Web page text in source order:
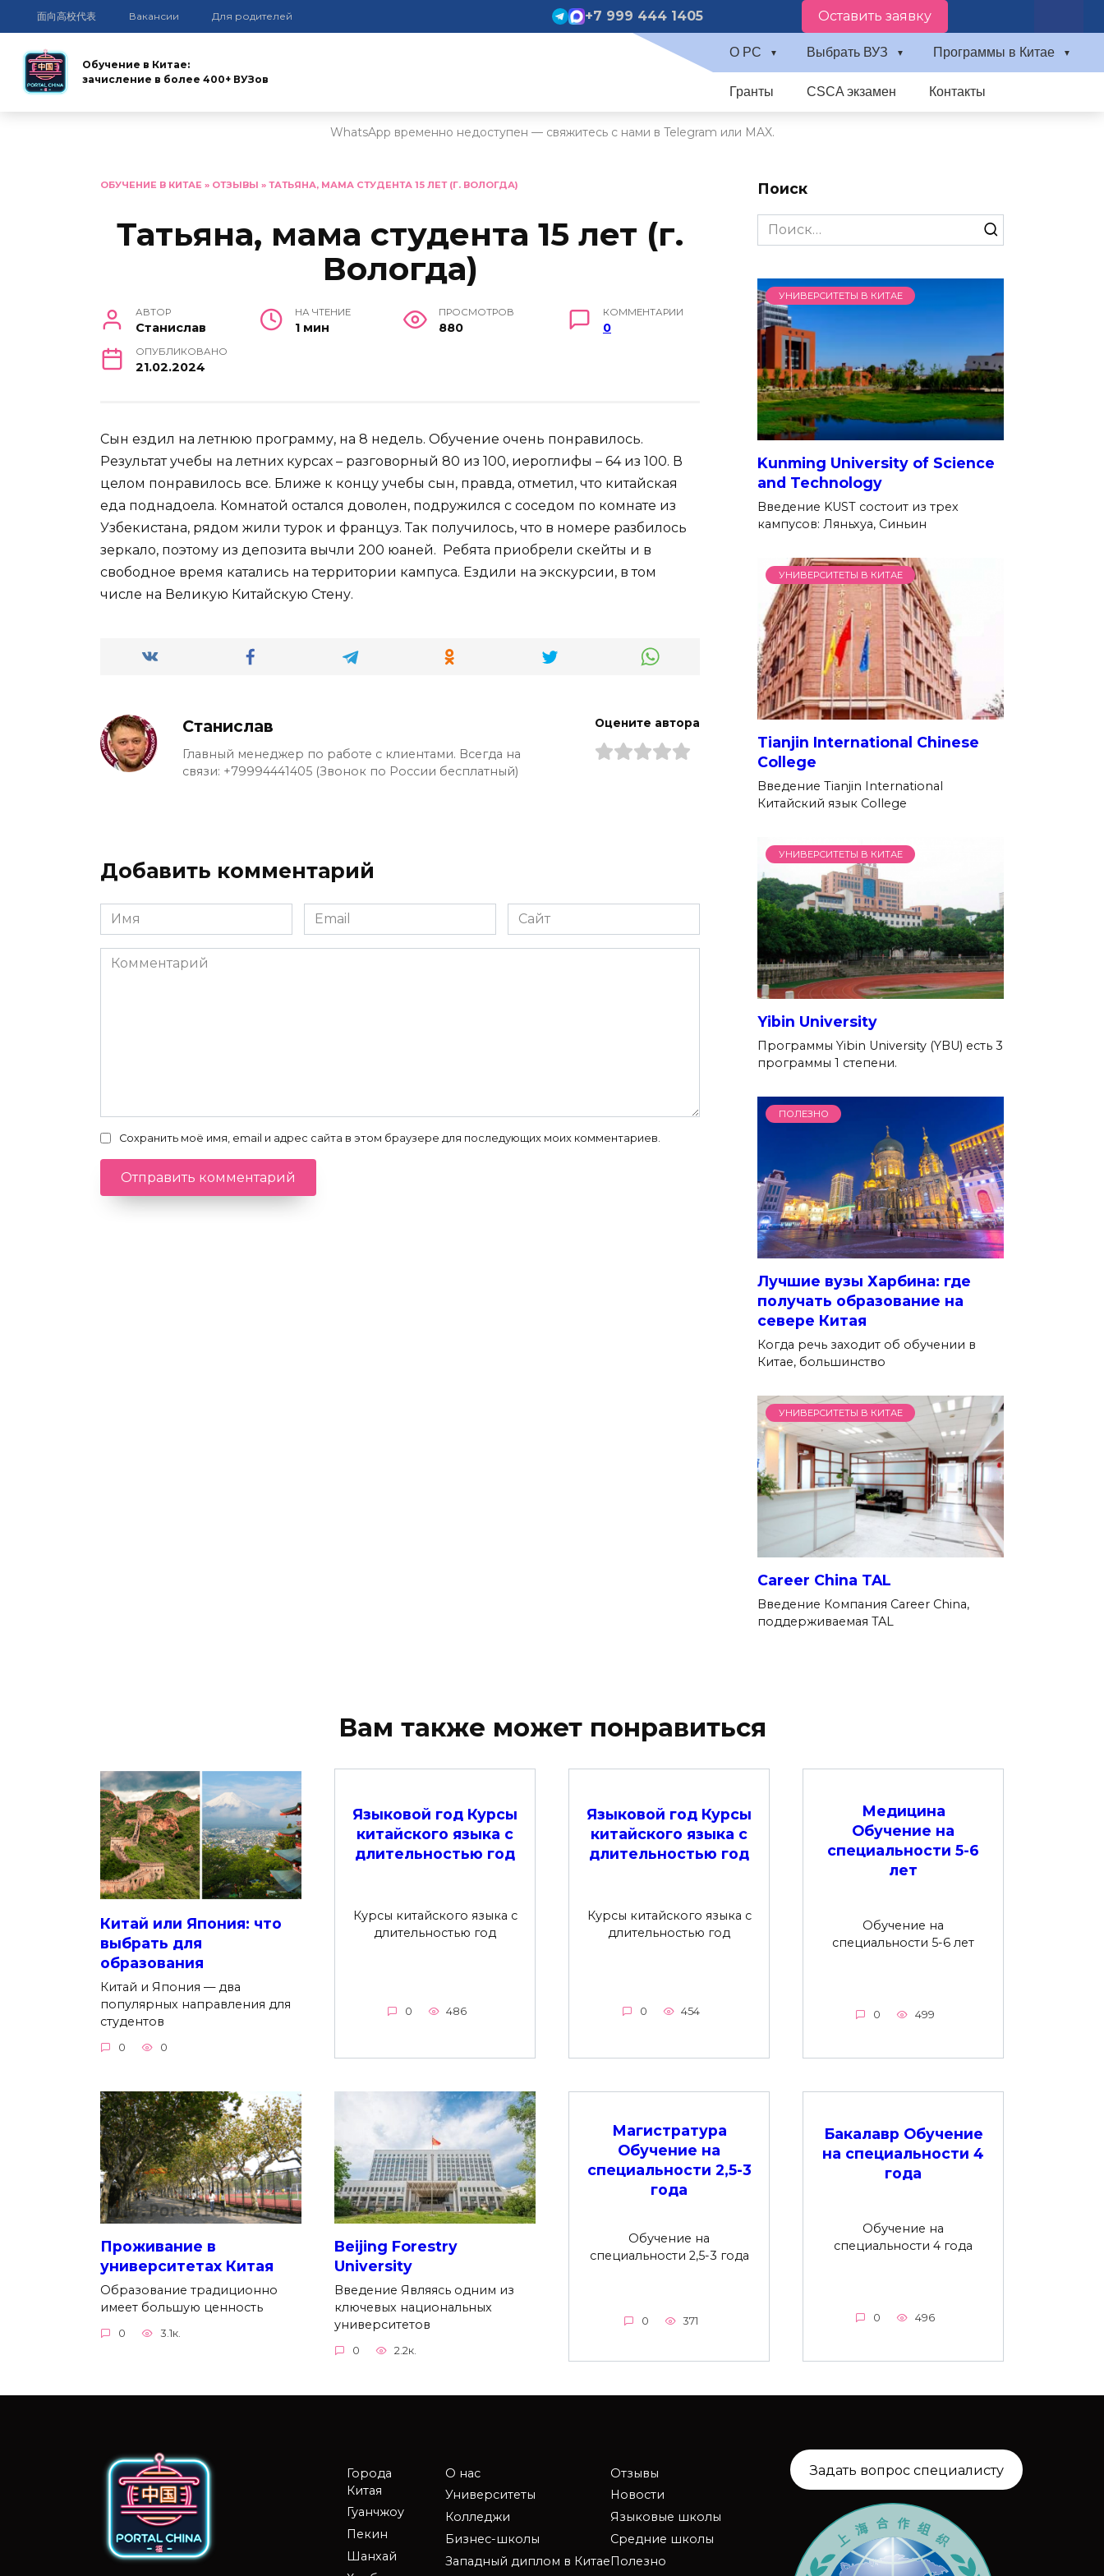
面向高校代表 Вакансии Для родителей +7 999 444 1405 Оставить заявку
Обучение в Китае:
зачисление в более 400+ ВУЗов
О PC Выбрать ВУЗ Программы в Китае
Гранты CSCA экзамен Контакты
WhatsApp временно недоступен — свяжитесь с нами в Telegram или MAX.
ОБУЧЕНИЕ В КИТАЕ » ОТЗЫВЫ » ТАТЬЯНА, МАМА СТУДЕНТА 15 ЛЕТ (Г. ВОЛОГДА)
Татьяна, мама студента 15 лет (г.
Вологда)
АВТОР
Станислав
НА ЧТЕНИЕ
1 мин
ПРОСМОТРОВ
880
КОММЕНТАРИИ
0
ОПУБЛИКОВАНО
21.02.2024
Сын ездил на летнюю программу, на 8 недель. Обучение очень понравилось.
Результат учебы на летних курсах – разговорный 80 из 100, иероглифы – 64 из 100. В
целом понравилось все. Ближе к концу учебы сын, правда, отметил, что китайская
еда поднадоела. Комнатой остался доволен, подружился с соседом по комнате из
Узбекистана, рядом жили турок и француз. Так получилось, что в номере разбилось
зеркало, поэтому из депозита вычли 200 юаней. Ребята приобрели скейты и в
свободное время катались на территории кампуса. Ездили на экскурсии, в том
числе на Великую Китайскую Стену.
Станислав
Главный менеджер по работе с клиентами. Всегда на
связи: +79994441405 (Звонок по России бесплатный)
Оцените автора
Добавить комментарий
Имя
*
Email
*
Сайт
Комментарий
Сохранить моё имя, email и адрес сайта в этом браузере для последующих моих комментариев.
Поиск
Search
for:
УНИВЕРСИТЕТЫ В КИТАЕ
Kunming University of Science
and Technology
Введение KUST состоит из трех
кампусов: Ляньхуа, Синьин
УНИВЕРСИТЕТЫ В КИТАЕ
Tianjin International Chinese
College
Введение Tianjin International
Китайский язык College
УНИВЕРСИТЕТЫ В КИТАЕ
Yibin University
Программы Yibin University (YBU) есть 3
программы 1 степени.
ПОЛЕЗНО
Лучшие вузы Харбина: где
получать образование на
севере Китая
Когда речь заходит об обучении в
Китае, большинство
УНИВЕРСИТЕТЫ В КИТАЕ
Career China TAL
Введение Компания Career China,
поддерживаемая TAL
Вам также может понравиться
Китай или Япония: что
выбрать для
образования
Китай и Япония — два
популярных направления для
студентов
0 0
Языковой год Курсы
китайского языка с
длительностью год
Курсы китайского языка с
длительностью год
0 486
Языковой год Курсы
китайского языка с
длительностью год
Курсы китайского языка с
длительностью год
0 454
Медицина
Обучение на
специальности 5-6
лет
Обучение на
специальности 5-6 лет
0 499
Проживание в
университетах Китая
Образование традиционно
имеет большую ценность
0 3.1к.
Beijing Forestry
University
Введение Являясь одним из
ключевых национальных
университетов
0 2.2к.
Магистратура
Обучение на
специальности 2,5-3
года
Обучение на
специальности 2,5-3 года
0 371
Бакалавр Обучение
на специальности 4
года
Обучение на
специальности 4 года
0 496
Города
Китая
Гуанчжоу
Пекин
Шанхай
О нас
Университеты
Колледжи
Бизнес-школы
Западный диплом в Китае
Отзывы
Новости
Языковые школы
Средние школы
Полезно
Задать вопрос специалисту